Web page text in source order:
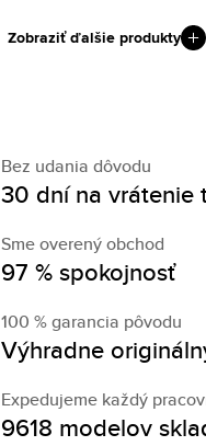
Zobraziť ďalšie produkty
Bez udania dôvodu
30 dní na vrátenie
Sme overený obchod
97 % spokojnosť
100 % garancia pôvodu
Výhradne
Expedujeme každý
9618 modelov